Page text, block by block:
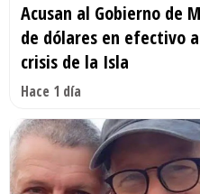
Acusan al Gobierno de
de dólares en efectivo
crisis de la Isla
Hace 1 día